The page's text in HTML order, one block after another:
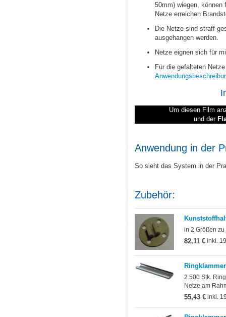
50mm) wiegen, können
Netze erreichen
Die Netze sind straff
ausgehangen werden.
Netze eignen sich für
Für die gefalteten
Um diesen Film
und der
Anwendung in der
So sieht das System in der
Zubehör:
in 2 Größen zu
82,11 €inkl.
2.500 Stk.
Netze am
55,43 €inkl.